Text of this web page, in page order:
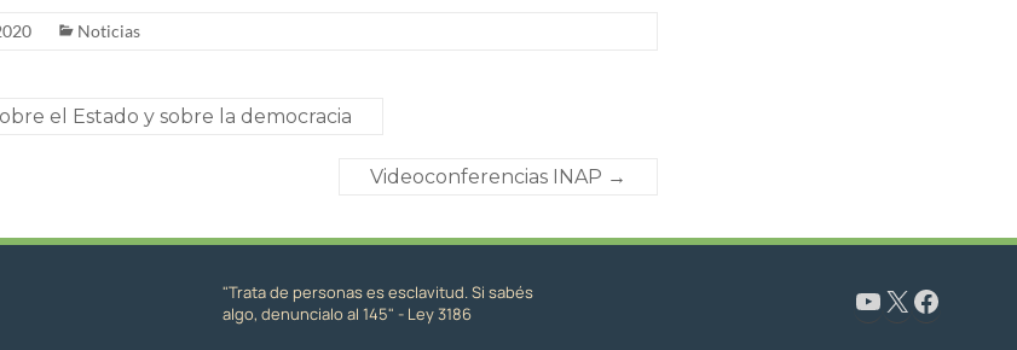
Noticias
el Estado y sobre la democracia
Videoconferencias INAP →
"Trata de personas es esclavitud. Si sabés
algo, denuncialo al 145" - Ley 3186
www.youtube.com/@CapacitaciónyFormaciónNeuquén X Facebook